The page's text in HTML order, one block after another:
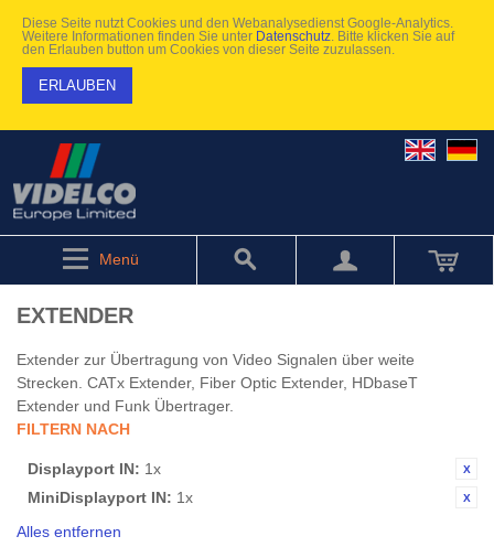
Diese Seite nutzt Cookies und den Webanalysedienst Google-Analytics.
Weitere Informationen finden Sie unter Datenschutz . Bitte klicken Sie auf
den Erlauben button um Cookies von dieser Seite zuzulassen.
ERLAUBEN
Menü
EXTENDER
Extender zur Übertragung von Video Signalen über weite
Strecken. CATx Extender, Fiber Optic Extender, HDbaseT
Extender und Funk Übertrager.
FILTERN NACH
Displayport IN: 1x
MiniDisplayport IN: 1x
Alles entfernen